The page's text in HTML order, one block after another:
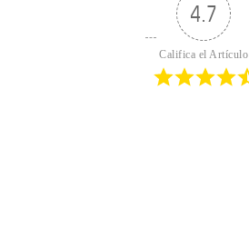
4.7
Califica el Artículo